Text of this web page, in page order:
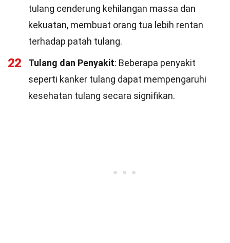
tulang cenderung kehilangan massa dan
kekuatan, membuat orang tua lebih rentan
terhadap patah tulang.
22 Tulang dan Penyakit: Beberapa penyakit
seperti kanker tulang dapat mempengaruhi
kesehatan tulang secara signifikan.